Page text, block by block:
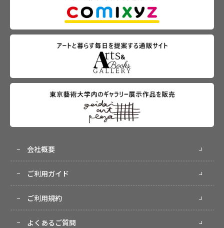
会社概要
ご利用ガイド
ご利用規約
よくあるご質問